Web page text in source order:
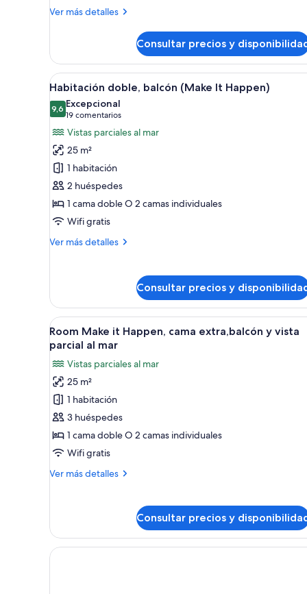
Ver más detalles
Más
doble,
balcón
(Dolce
Vita)
Consultar precios y
Abrir
todas
las
fotos
de
Habitación
doble,
balcón
(Make
It
Happen)
Habitación de hotel
6
Habitación doble, balcón (Make It Happen)
9,69,6 de 10
Excepcional
19 comentarios
(19 comentarios)
Vistas parciales al mar
25 m²
1 habitación
2 huéspedes
1 cama doble O 2 camas individuales
Wifi gratis
Ver más detalles
Más
balcón
(Make
It
Happen)
Consultar precios y
Abrir
todas
las
fotos
de
Room
Make
it
Happen,
extra,balcón
parcial
al
mar
Habitación de hotel moderna
6
Room Make it Happen, cama extra,balcón y vista
parcial al mar
Vistas parciales al mar
25 m²
1 habitación
3 huéspedes
1 cama doble O 2 camas individuales
Wifi gratis
Ver más detalles
Más
it
Happen,
cama
Consultar precios y